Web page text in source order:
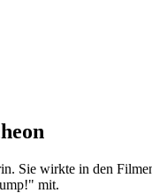
Sie wirkte in den
mit.